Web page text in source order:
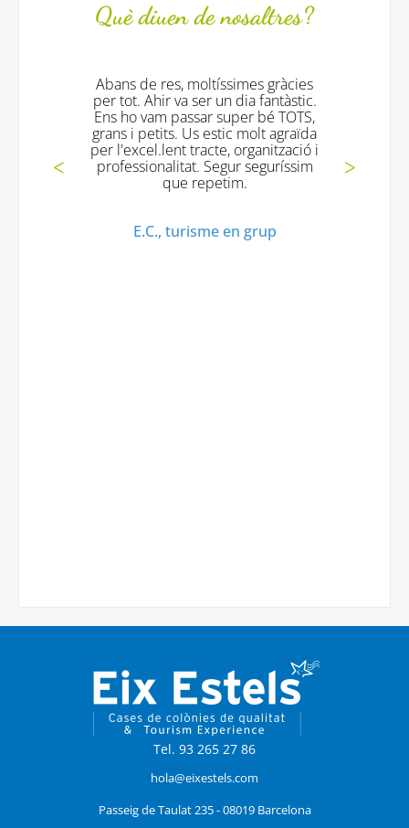
Què diuen de nosaltres?
dia fantàstic.
molt agraïda
organització i
seguríssim
Tot fantástic!!!! els monitors
excelents!! i tornarem!! moltes
gràcies!!
Mª Jesus V., Turisme en grup
Tel. 93 265 27 86
hola@eixestels.com
Passeig de Taulat 235 - 08019 Barcelona